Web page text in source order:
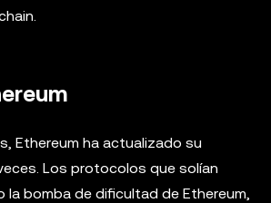
Ethereum ha actualizado su
Los protocolos que solían
la bomba de dificultad de Ethereum,